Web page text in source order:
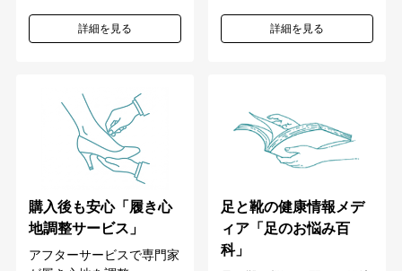
詳細を見る 詳細を見る
購入後も安心「履き心
地調整サービス」
アフターサービスで専門家
足と靴の健康情報メデ
ィア「足のお悩み百
科」